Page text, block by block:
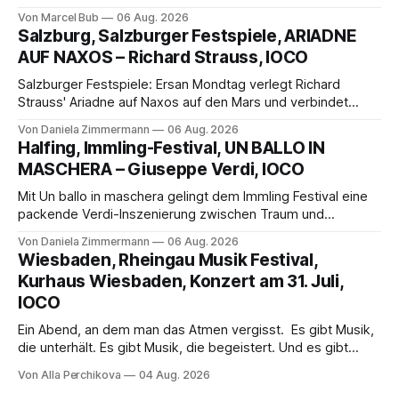
eine bildgewaltige Inszenierung, Maxime Pascal entfaltet
die komplexe Partitur eindrucksvoll, Philippe Sly berührt als
Franziskus.
Von Marcel Bub 06 Aug. 2026
Salzburg, Salzburger Festspiele, ARIADNE
AUF NAXOS – Richard Strauss, IOCO
Salzburger Festspiele: Ersan Mondtag verlegt Richard
Strauss' Ariadne auf Naxos auf den Mars und verbindet
Aufführung mit starken Solisten und den Wiener
Philharmonikern, szenisch bleibt der zweite Akt jedoch
hinter den Erwartungen zurück.
Von Daniela Zimmermann 06 Aug. 2026
Halfing, Immling-Festival, UN BALLO IN
MASCHERA – Giuseppe Verdi, IOCO
Mit Un ballo in maschera gelingt dem Immling Festival eine
packende Verdi-Inszenierung zwischen Traum und
psychologische Tiefe mit starken Bildern, getragen von
einem spielfreudigen Ensemble und einer musikalisch
überzeugenden Gesamtleistung.
Von Daniela Zimmermann 06 Aug. 2026
Wiesbaden, Rheingau Musik Festival,
Kurhaus Wiesbaden, Konzert am 31. Juli,
IOCO
Ein Abend, an dem man das Atmen vergisst. Es gibt Musik,
die unterhält. Es gibt Musik, die begeistert. Und es gibt
Genau so war der Abend im Kurhaus Wiesbaden, an dem
Von Alla Perchikova 04 Aug. 2026